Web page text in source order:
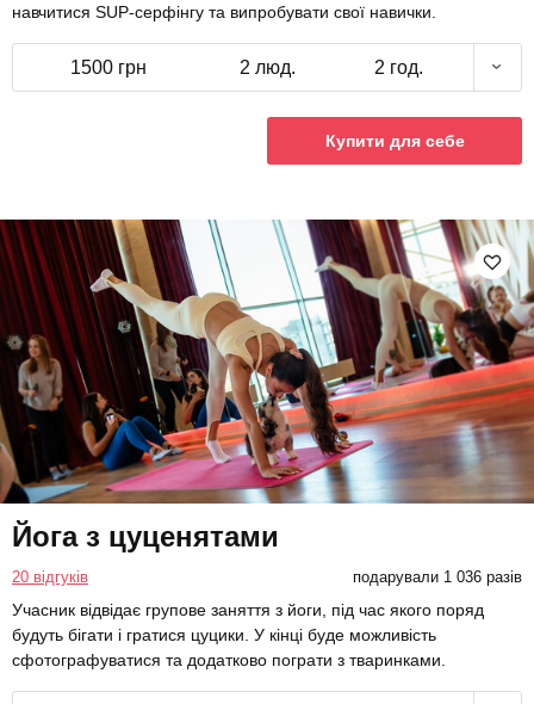
навчитися SUP-серфінгу та випробувати свої навички.
1500 грн 2 люд. 2 год.
Купити для себе
Йога з цуценятами
20 відгуків подарували 1 036 разів
Учасник відвідає групове заняття з йоги, під час якого поряд
будуть бігати і гратися цуцики. У кінці буде можливість
сфотографуватися та додатково пограти з тваринками.